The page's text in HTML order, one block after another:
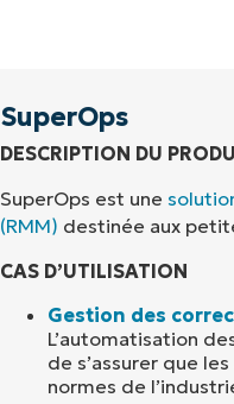
SuperOps
DESCRIPTION DU
SuperOps est une
(RMM) destinée aux
CAS D’UTILISATION
Gestion des
L’automatisation
de s’assurer que
normes de